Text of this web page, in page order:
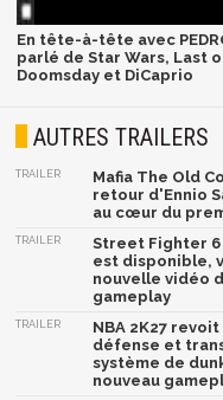
En tête-à-tête avec
parlé de Star Wars, Last
Doomsday et DiCaprio
AUTRES TRAILERS
TRAILER
Mafia The Old
retour d'Ennio
au cœur du
TRAILER
Street Fighter 6
est disponible,
nouvelle vidéo
gameplay
TRAILER
NBA 2K27 revoit
défense et
système de
nouveau